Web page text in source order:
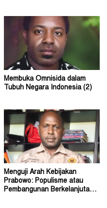
Membuka Omnisida dalam
Tubuh Negara Indonesia (2)
Menguji Arah Kebijakan
Prabowo: Populisme atau
Pembangunan Berkelanjutan?